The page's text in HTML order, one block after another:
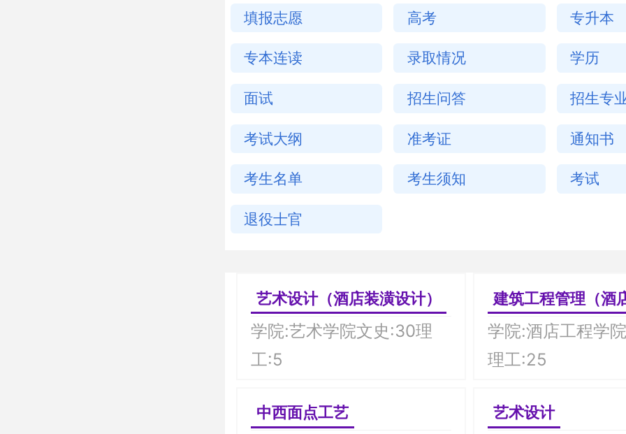
填报志愿 高考 专升本
专本连读 录取情况 学历
面试 招生问答 招生专
考试大纲 准考证 通知书
考生名单 考生须知 考试
退役士官
艺术设计（酒店装潢设计）
学院:艺术学院文史:30理
工:5
中西面点工艺
建筑工程管理（酒店工
学院:酒店工程学
理工:25
艺术设计